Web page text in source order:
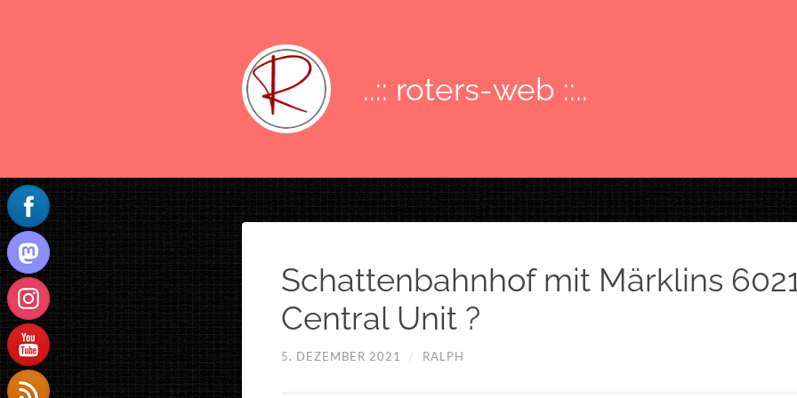
..:: roters-web ::..
Schattenbahnhof mit Märklins
Central Unit ?
5. DEZEMBER 2021 / RALPH